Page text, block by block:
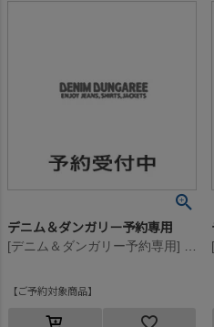
デニム＆ダンガリー予約専用
ご予約対象商品